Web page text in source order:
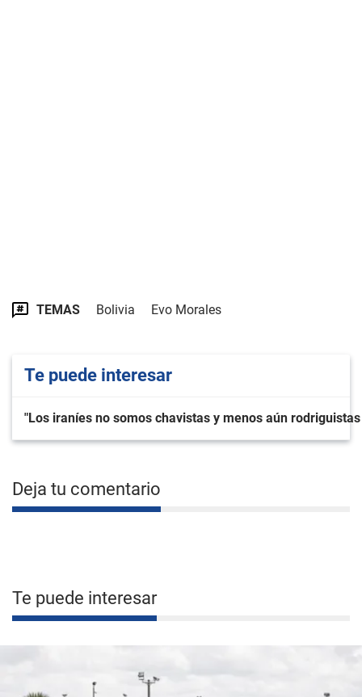
TEMAS Bolivia Evo Morales
Te puede interesar
"Los iraníes no somos chavistas y menos aún
Deja tu comentario
Te puede interesar